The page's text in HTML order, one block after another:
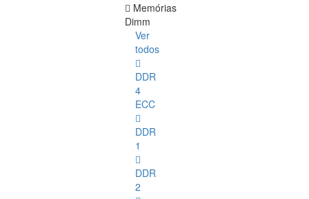
Memórias
Dimm
Ver
todos
DDR
4
ECC
DDR
1
DDR
2